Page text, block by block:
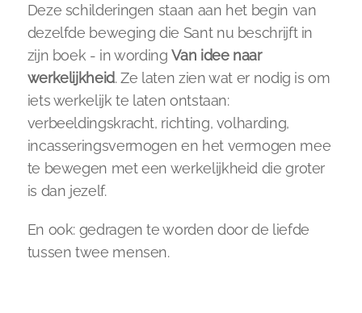
Deze schilderingen staan aan het begin van
dezelfde beweging die Sant nu beschrijft in
zijn boek - in wording Van idee naar
werkelijkheid. Ze laten zien wat er nodig is om
iets werkelijk te laten ontstaan:
verbeeldingskracht, richting, volharding,
incasseringsvermogen en het vermogen mee
te bewegen met een werkelijkheid die groter
is dan jezelf.
En ook: gedragen te worden door de liefde
tussen twee mensen.